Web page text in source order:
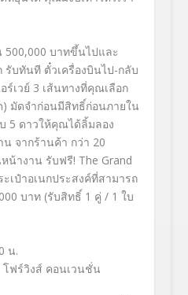
500,000 บาทขึ้นไปและ
รับทันที ตั๋วเครื่องบินไป-กลับ
ร์เวย์ 3 เส้นทางที่คุณเลือก
) มัดจำก่อนมีสิทธิ์ก่อนภายใน
5 ดาวให้คุณได้ลิ้มลอง
จากร้านค้า กว่า 20
น้างาน รับฟรี! The Grand
เป๋าอเนกประสงค์ที่สามารถ
บาท (รับสิทธิ์ 1 คู่ / 1 ใบ
น.
ฟร์วิงส์ คอนเวนชั่น